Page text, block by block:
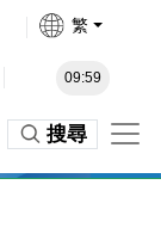
繁
09:59
搜尋